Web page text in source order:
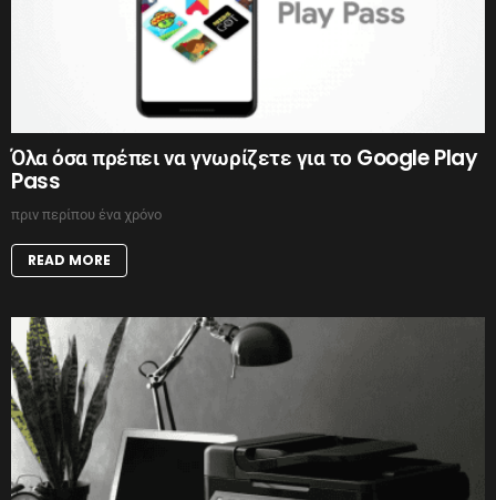
Όλα όσα πρέπει να γνωρίζετε για το Google Play
Pass
πριν περίπου ένα χρόνο
READ MORE